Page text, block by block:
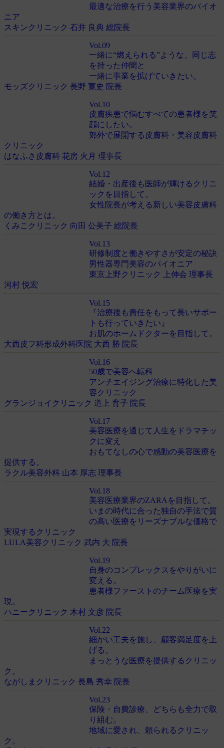
最適な治療を行う美容業界のパイオ
ニア
スキンクリニック 石井 良典 総院長
Vol.09
一緒に“燃えられる”ような、同じ志
を持った仲間と
一緒に事業を拡げていきたい。
モッズクリニック 長野 寛史 院長
Vol.10
皮膚疾患で悩むすべての患者様を笑
顔にしたい。
郊外で展開する皮膚科・美容皮膚科
クリニック
はなふさ皮膚科 花房 火月 理事長
Vol.12
結婚・出産後も医師が輝けるクリニ
ックを目指して。
女性院長が考える新しい美容皮膚科
の働き方とは。
くみこクリニック 向田 公美子 総院長
Vol.13
研修制度と働きやすさが安定の秘訣
男性器専門美容のパイオニア
東京上野クリニック 上伸会 理事長
河村 悦宏
Vol.15
『治療後も責任をもって長いサポー
トも行っていきたい』
お肌のホームドクターを目指して。
大西皮フ科形成外科医院 大西 勝 院長
Vol.16
50歳で美容へ転科
アンチエイジング治療に特化した美
容クリニック
グランジョイクリニック 道上 育子 院長
Vol.17
美容医療を通じて人生をドラマチッ
クに変え
おもてなしの心で感動の美容医療を
提供する。
ラクル美容外科 山本 厚志 理事長
Vol.18
美容医療業界のZARAを目指して。
いまの時代に合った独自の手法で質
の高い医療をリーズナブルな価格で
実現するクリニック
LULA美容クリニック 武内 大 院長
Vol.19
自身のコンプレックスをやりがいに
変える。
患者様ファーストのチーム医療を実
現。
ハニークリニック 木村 文彦 院長
Vol.22
細かい工夫を施し、顧客満足度を上
げる。
まっとうな医療を提供するクリニッ
ク。
ながしまクリニック 長島 秀幸 院長
Vol.23
保険・自費診療、どちらも全力で取
り組む。
地域に愛され、頼られるクリニッ
ク。